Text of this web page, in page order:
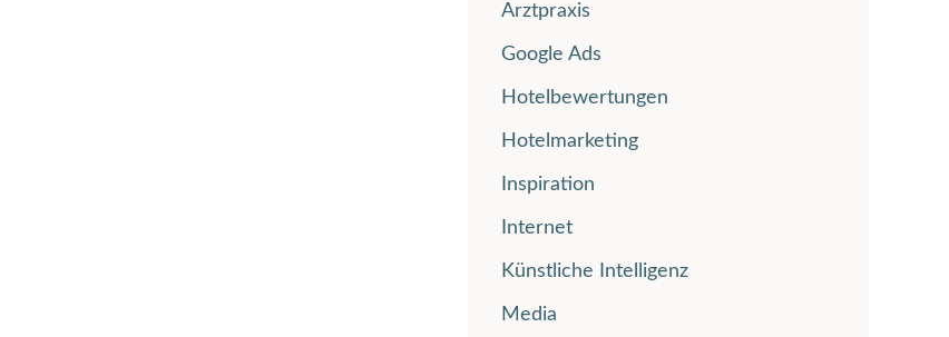
Arztpraxis
Google Ads
Hotelbewertungen
Hotelmarketing
Inspiration
Internet
Künstliche Intelligenz
Media